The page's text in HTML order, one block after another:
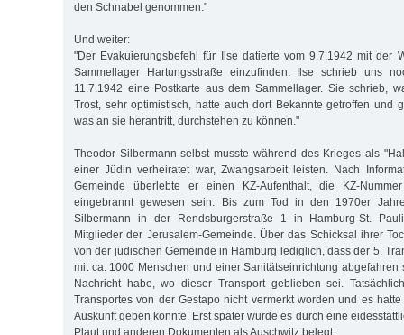
den Schnabel genommen."
Und weiter:
"Der Evakuierungsbefehl für Ilse datierte vom 9.7.1942 mit der
Sammellager Hartungsstraße einzufinden. Ilse schrieb uns
11.7.1942 eine Postkarte aus dem Sammellager. Sie schrieb,
Trost, sehr optimistisch, hatte auch dort Bekannte getroffen und
was an sie herantritt, durchstehen zu können."
Theodor Silbermann selbst musste während des Krieges als
einer Jüdin verheiratet war, Zwangsarbeit leisten. Nach
Gemeinde überlebte er einen KZ-Aufenthalt, die KZ-
eingebrannt gewesen sein. Bis zum Tod in den 1970er
Silbermann in der Rendsburgerstraße 1 in Hamburg-St.
Mitglieder der Jerusalem-Gemeinde. Über das Schicksal ihrer
von der jüdischen Gemeinde in Hamburg lediglich, dass der 5.
mit ca. 1000 Menschen und einer Sanitätseinrichtung abgefahren
Nachricht habe, wo dieser Transport geblieben sei.
Transportes von der Gestapo nicht vermerkt worden und es
Auskunft geben konnte. Erst später wurde es durch eine